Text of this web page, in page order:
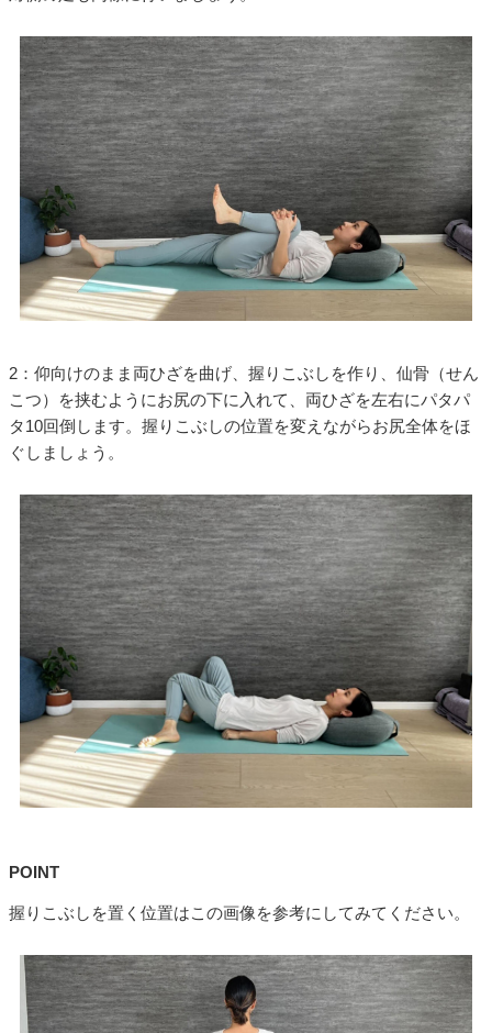
2：仰向けのまま両ひざを曲げ、握りこぶしを作り、仙骨（せん
こつ）を挟むようにお尻の下に入れて、両ひざを左右にパタパ
タ10回倒します。握りこぶしの位置を変えながらお尻全体をほ
ぐしましょう。
POINT
握りこぶしを置く位置はこの画像を参考にしてみてください。